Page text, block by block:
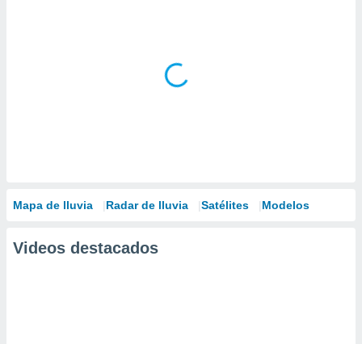
Mapa de lluvia Radar de lluvia Satélites Modelos
Videos destacados